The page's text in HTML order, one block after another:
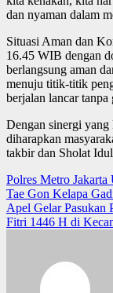
dan nyaman dalam
Situasi Aman dan
16.45 WIB dengan
berlangsung aman
menuju titik-titik
berjalan lancar tanpa
Dengan sinergi yang
diharapkan
takbir dan Sholat
Post
navigation
Polres Metro
Tae Gon Kelapa
Apel Gelar Pasukan
Fitri 1446 H di